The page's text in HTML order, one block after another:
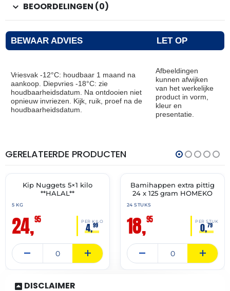
BEOORDELINGEN (0)
BEWAAR ADVIES LET OP
Vriesvak -12°C: houdbaar 1 maand na
aankoop. Diepvries -18°C: zie
houdbaarheidsdatum. Na ontdooien niet
opnieuw invriezen. Kijk, ruik, proef na de
houdbaarheidsdatum.
Afbeeldingen
kunnen afwijken
van het werkelijke
product in vorm,
kleur en
presentatie.
GERELATEERDE PRODUCTEN
✓ VAST ASSORTIMENT
THT:
16-
Kip Nuggets 5×1 kilo
**HALAL**
5 KG
24,95 PER KILO
4,99
✓ VAST ASSORTIMENT
Bamihappen extra pittig
24 x 125 gram HOMEKO
24 STUKS
18,95 PER STUK
0,79
DISCLAIMER